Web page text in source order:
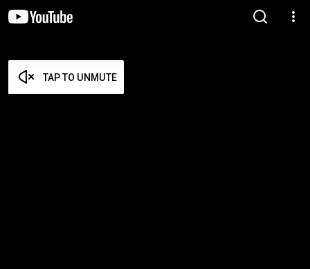
TAP TO UNMUTE